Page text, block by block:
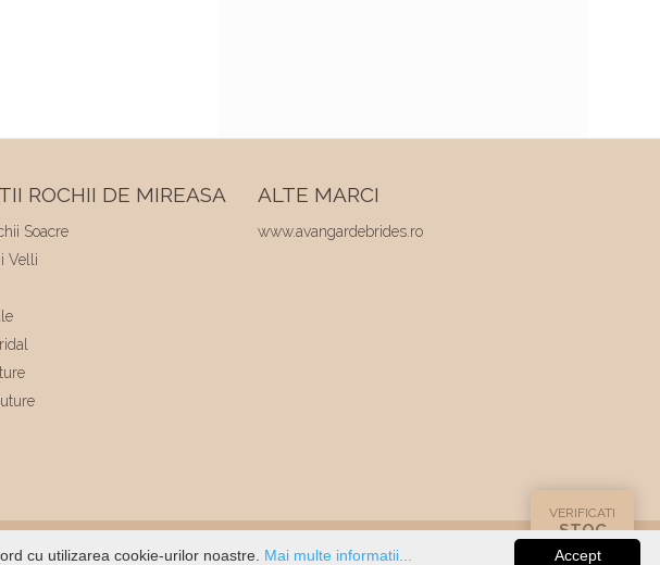
ROCHII DE MIREASA
Soacre
Velli
ALTE MARCI
www.avangardebrides.ro
VERIFICATI
STOC
Accept
cu utilizarea cookie-urilor noastre. Mai multe informatii...